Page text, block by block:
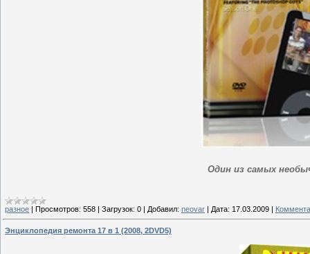
Один из самых
разное | Просмотров: 558 | Загрузок: 0 | Добавил: neovar | Дата: 17.03.2009 |
Энциклопедия ремонта 17 в 1 (2008, 2DVD5)